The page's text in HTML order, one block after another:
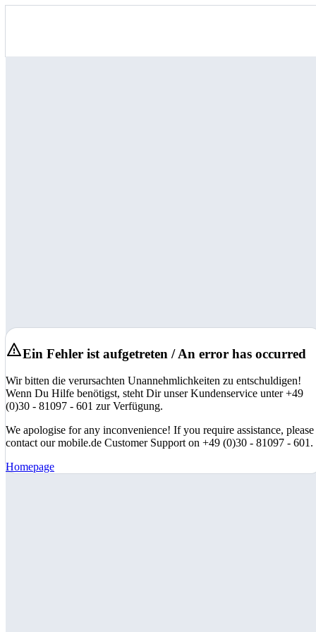
Ein Fehler ist aufgetreten / An error has occurred
Wir bitten die verursachten Unannehmlichkeiten zu entschuldigen!
Wenn Du Hilfe benötigst, steht Dir unser Kundenservice unter +49
(0)30 - 81097 - 601 zur Verfügung.
We apologise for any inconvenience! If you require assistance, please
contact our mobile.de Customer Support on +49 (0)30 - 81097 - 601.
Homepage